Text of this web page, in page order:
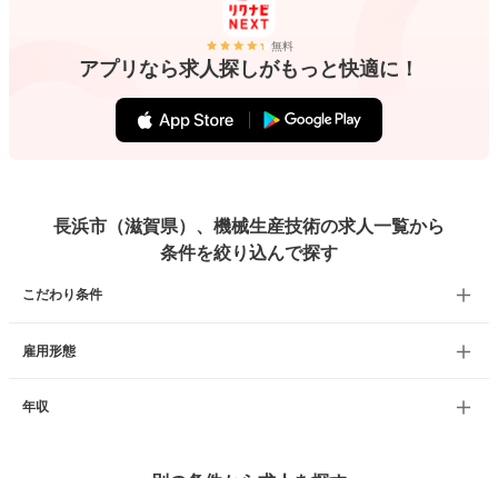
無料
アプリなら求人探しがもっと快適に！
長浜市（滋賀県）、機械生産技術の求人一覧から
条件を絞り込んで探す
こだわり条件
雇用形態
年収